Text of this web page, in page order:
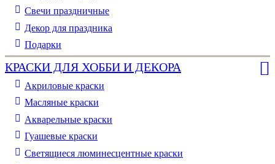
Свечи праздничные
Декор для праздника
Подарки
КРАСКИ ДЛЯ ХОББИ И ДЕКОРА
Акриловые краски
Масляные краски
Акварельные краски
Гуашевые краски
Светящиеся люминесцентные краски